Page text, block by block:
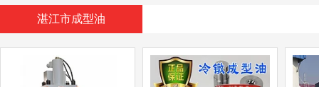
湛江市成型油